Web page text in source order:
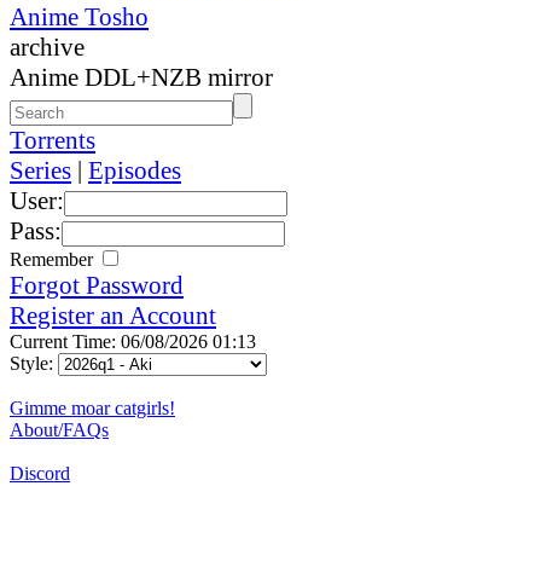
Anime Tosho
archive
Anime DDL+NZB mirror
Torrents
Series | Episodes
User:
Pass:
Remember
Forgot Password
Register an Account
Current Time: 06/08/2026 01:13
Style:
Gimme moar catgirls!
About/FAQs
Discord